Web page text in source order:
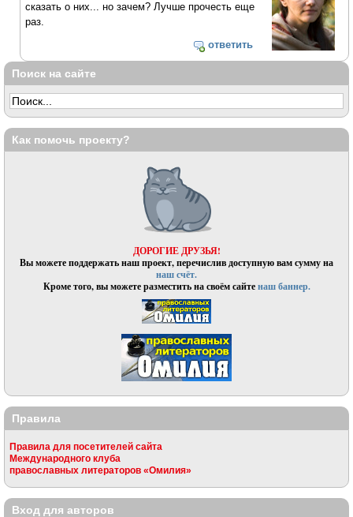
сказать о них... но зачем? Лучше прочесть еще
раз.
ответить
Поиск на сайте
Как помочь проекту?
ДОРОГИЕ ДРУЗЬЯ!
Вы можете поддержать наш проект, перечислив доступную вам сумму на
наш счёт.
Кроме того, вы можете разместить на своём сайтенаш баннер.
Правила
Правила для посетителей сайта
Международного клуба
православных литераторов «Омилия»
Вход для авторов